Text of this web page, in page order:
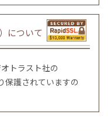
について
トラスト社の
保護されていますの